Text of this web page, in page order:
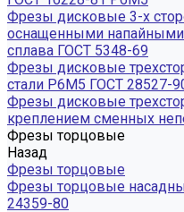
Фрезы дисковые 3-х
оснащенными напайными
сплава ГОСТ 5348-69
Фрезы дисковые
стали Р6М5 ГОСТ 28527-
Фрезы дисковые
креплением сменных
Фрезы торцовые
Назад
Фрезы торцовые
Фрезы торцовые
24359-80